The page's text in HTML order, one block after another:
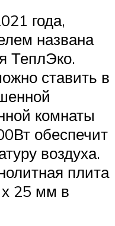
года,
названа
ТеплЭко.
ставить в
комнаты
обеспечит
воздуха.
плита
25 мм в